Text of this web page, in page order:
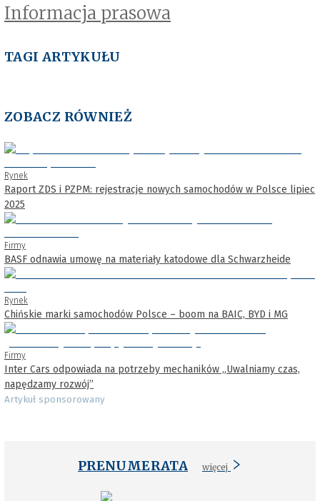
Informacja prasowa
TAGI ARTYKUŁU
ZOBACZ RÓWNIEŻ
Rynek
Raport ZDS i PZPM: rejestracje nowych samochodów w Polsce lipiec
2025
Firmy
BASF odnawia umowę na materiały katodowe dla Schwarzheide
Rynek
Chińskie marki samochodów Polsce – boom na BAIC, BYD i MG
Firmy
Inter Cars odpowiada na potrzeby mechaników „Uwalniamy czas,
napędzamy rozwój”
Artykuł sponsorowany
PRENUMERATA więcej